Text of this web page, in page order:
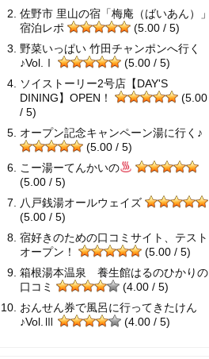
佐野市 里山の宿「梅庵（ばいあん）」
宿泊レポ
(5.00 / 5)
野菜いっぱい 竹田チャンポンへ行く
♪Vol.Ⅰ
(5.00 / 5)
ソイストーリー2号店【DAY'S
DINING】OPEN！
(5.00
/ 5)
オープン記念キャンペーン湯に行く♪
(5.00 / 5)
こー湯ーてんかいの
(5.00 / 5)
八戸銭湯オールウェイズ
(5.00 / 5)
宿好きのための口コミサイト、テスト
オープン！
(5.00 / 5)
箱根湯本温泉 養生館はるのひかりの
口コミ
(4.00 / 5)
おんせん券で風呂に行ってきたけん
♪Vol.Ⅲ
(4.00 / 5)